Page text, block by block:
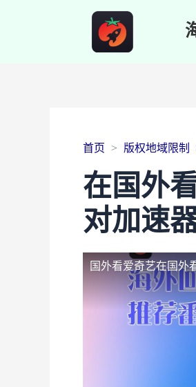
首页 版权地域限制
在国外
对加速
国外看爱奇艺在国外